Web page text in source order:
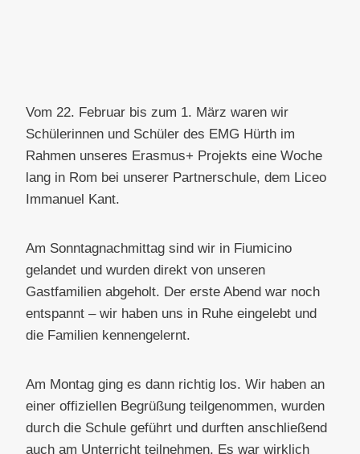
Vom 22. Februar bis zum 1. März waren wir
Schülerinnen und Schüler des EMG Hürth im
Rahmen unseres Erasmus+ Projekts eine Woche
lang in Rom bei unserer Partnerschule, dem Liceo
Immanuel Kant.
Am Sonntagnachmittag sind wir in Fiumicino
gelandet und wurden direkt von unseren
Gastfamilien abgeholt. Der erste Abend war noch
entspannt – wir haben uns in Ruhe eingelebt und
die Familien kennengelernt.
Am Montag ging es dann richtig los. Wir haben an
einer offiziellen Begrüßung teilgenommen, wurden
durch die Schule geführt und durften anschließend
auch am Unterricht teilnehmen. Es war wirklich